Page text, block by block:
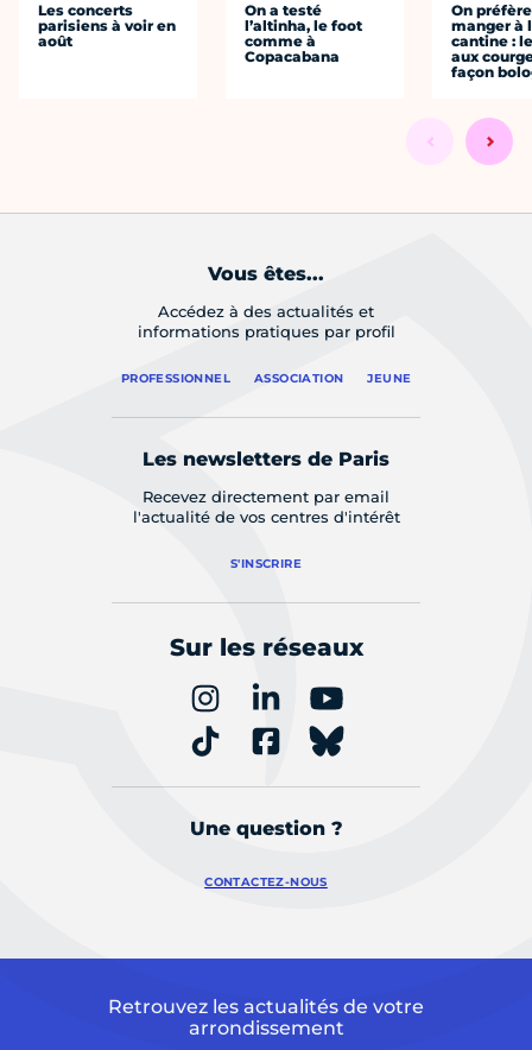
Les concerts
parisiens à voir en
août
On a testé
l’altinha, le foot
comme à
Copacabana
On préfère
manger à
cantine :
aux
façon
Vous êtes...
Accédez à des actualités et
informations pratiques par profil
PROFESSIONNEL ASSOCIATION JEUNE
Les newsletters de Paris
Recevez directement par email
l'actualité de vos centres d'intérêt
S'INSCRIRE
Sur les réseaux
Une question ?
CONTACTEZ-NOUS
Retrouvez les actualités de votre
arrondissement